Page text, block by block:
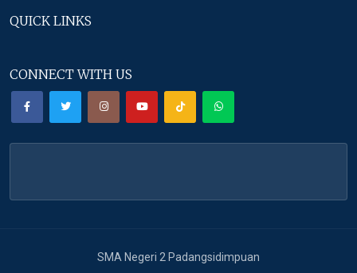
QUICK LINKS
CONNECT WITH US
SMA Negeri 2 Padangsidimpuan